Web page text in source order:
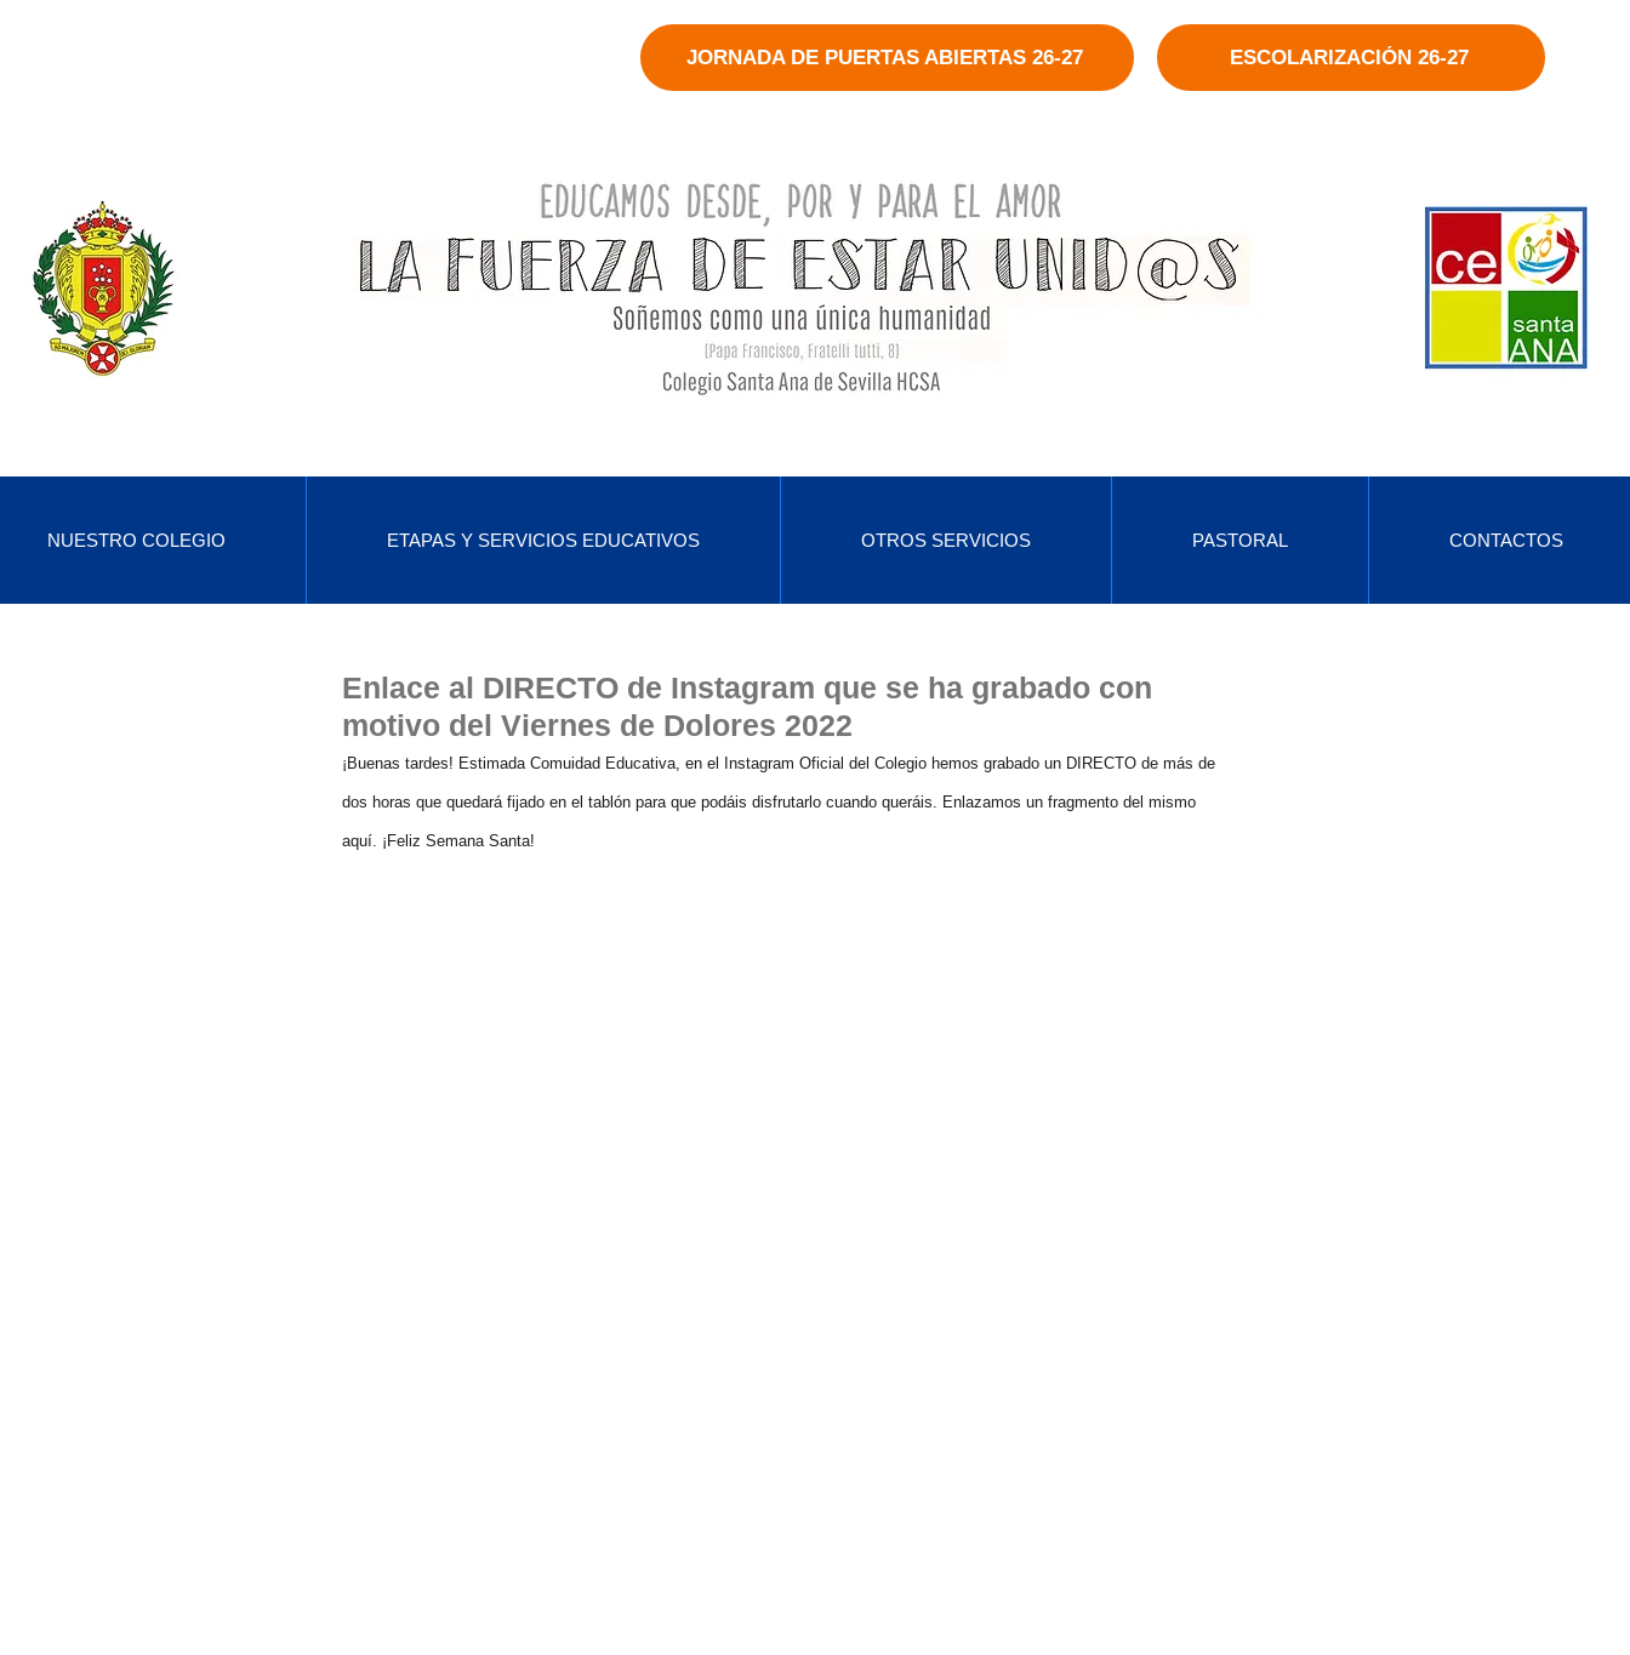
ESCOLARIZACIÓN 26-27
JORNADA DE PUERTAS ABIERTAS 26-27
NUESTRO COLEGIO ETAPAS Y SERVICIOS EDUCATIVOS OTROS SERVICIOS PASTORAL CONTACTOS
Vuelve pronto
Enlace al DIRECTO de Instagram que se ha grabado con
motivo del Viernes de Dolores 2022
¡Buenas tardes! Estimada Comuidad Educativa, en el Instagram Oficial del Colegio hemos grabado un DIRECTO de más de
dos horas que quedará fijado en el tablón para que podáis disfrutarlo cuando queráis. Enlazamos un fragmento del mismo
aquí. ¡Feliz Semana Santa!